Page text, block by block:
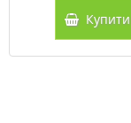
Купити